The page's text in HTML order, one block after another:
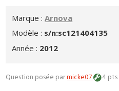
Marque :Arnova
Modèle : s/n:sc121404135
Année : 2012
Question posée parmicke07 4 pts